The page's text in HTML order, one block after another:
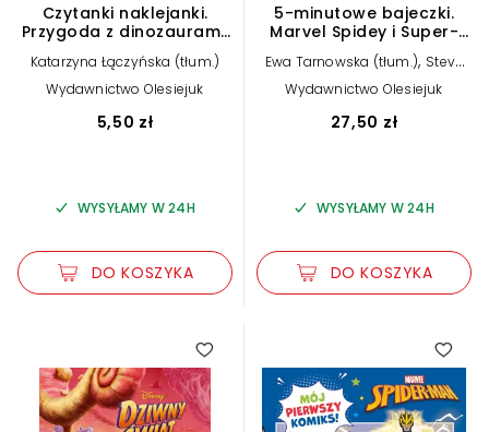
Czytanki naklejanki.
Przygoda z dinozaurami.
Disney Pixar Auta w
trasie
Katarzyna Łączyńska (tłum.)
Wydawnictwo Olesiejuk
5,50 zł
WYSYŁAMY W 24H
DO KOSZYKA
5-minutowe bajeczki.
Marvel Spidey i Super-
kumple
Ewa Tarnowska (tłum.), Steve
Behling
Katarzyna Łączyńska
(tłum.)
Wydawnictwo Olesiejuk
27,50 zł
WYSYŁAMY W 24H
DO KOSZYKA
4.00